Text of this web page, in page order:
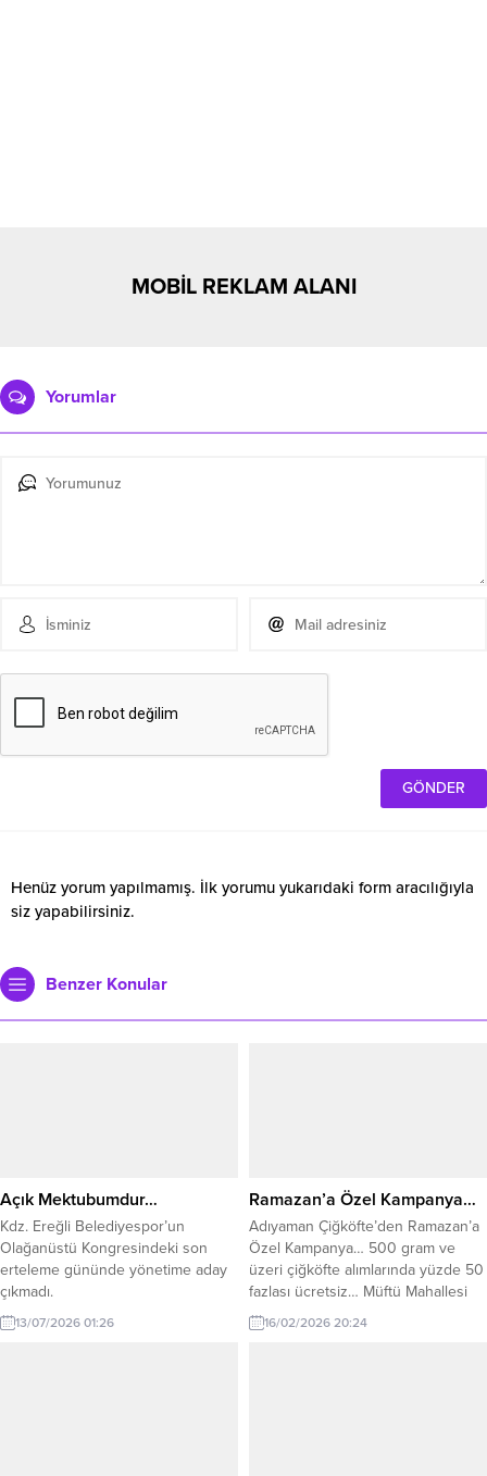
MOBİL REKLAM ALANI
Yorumlar
Henüz yorum yapılmamış. İlk yorumu yukarıdaki form aracılığıyla
siz yapabilirsiniz.
Benzer Konular
Açık Mektubumdur…
Kdz. Ereğli Belediyespor’un
Olağanüstü Kongresindeki son
erteleme gününde yönetime aday
çıkmadı.
13/07/2026 01:26
Ramazan’a Özel Kampanya…
Adıyaman Çiğköfte’den Ramazan’a
Özel Kampanya… 500 gram ve
üzeri çiğköfte alımlarında yüzde 50
fazlası ücretsiz… Müftü Mahallesi
Erdemir Caddesi’nde, Ereylin AVM
yanında hizmet veren Ramazan
16/02/2026 20:24